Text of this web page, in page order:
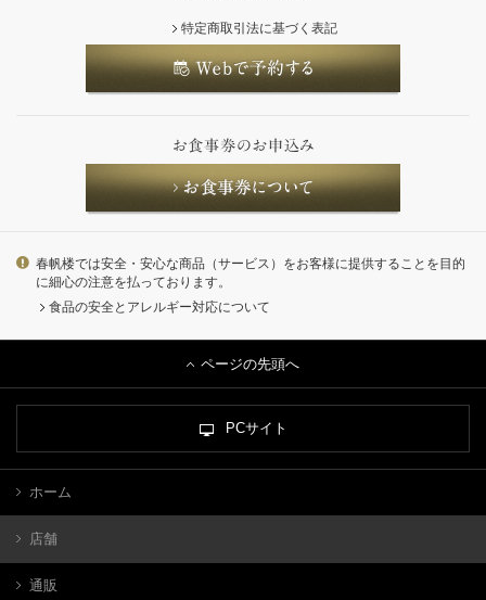
特定商取引法に基づく表記
春帆楼では安全・安心な商品（サービス）をお客様に提供することを目的
に細心の注意を払っております。
食品の安全とアレルギー対応について
ページの先頭へ
PCサイト
ホーム
店舗
通販